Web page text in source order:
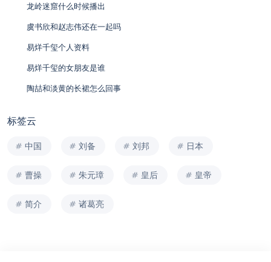
龙岭迷窟什么时候播出
虞书欣和赵志伟还在一起吗
易烊千玺个人资料
易烊千玺的女朋友是谁
陶喆和淡黄的长裙怎么回事
标签云
中国 刘备 刘邦 日本
曹操 朱元璋 皇后 皇帝
简介 诸葛亮